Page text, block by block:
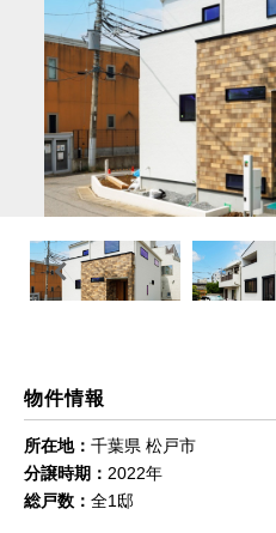
Previous
物件情報
所在地： 千葉県 松戸市
分譲時期： 2022年
総戸数： 全1邸